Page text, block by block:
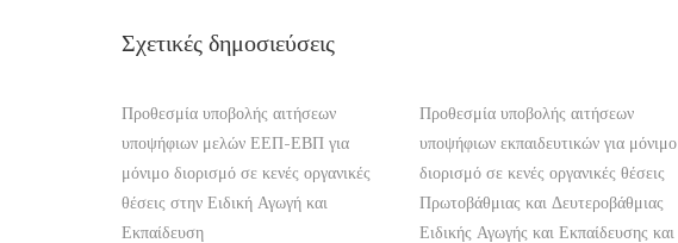
Σχετικές δημοσιεύσεις
Προθεσμία υποβολής αιτήσεων
υποψήφιων μελών ΕΕΠ-ΕΒΠ για
μόνιμο διορισμό σε κενές οργανικές
θέσεις στην Ειδική Αγωγή και
Εκπαίδευση
Προθεσμία υποβολής αιτήσεων
υποψήφιων εκπαιδευτικών για μόνιμο
διορισμό σε κενές οργανικές θέσεις
Πρωτοβάθμιας και Δευτεροβάθμιας
Ειδικής Αγωγής και Εκπαίδευσης και